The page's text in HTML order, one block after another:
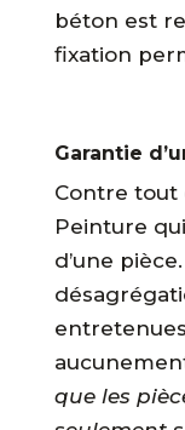
béton est
fixation
Garantie
Contre tout
Peinture
d’une
que les